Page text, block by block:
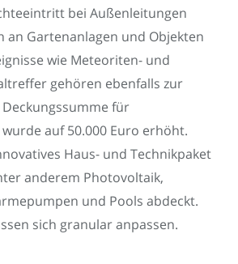
bei Außenleitungen
an Gartenanlagen und Objekten
wie Meteoriten- und
gehören ebenfalls zur
für
auf 50.000 Euro erhöht.
Haus- und Technikpaket
anderem Photovoltaik,
und Pools abdeckt.
sich granular anpassen.